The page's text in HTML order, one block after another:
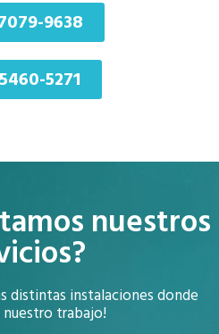
9638
5271
nuestros
distintas instalaciones donde
trabajo!